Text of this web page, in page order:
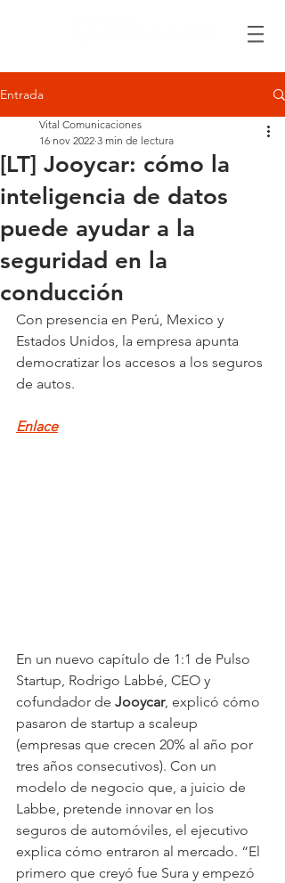
Entrada
[LT] Jooycar: cómo la
inteligencia de datos
puede ayudar a la
seguridad en la
conducción
Vital Comunicaciones
16 nov 2022 3 min de lectura
Con presencia en Perú, Mexico y
Estados Unidos, la empresa apunta
democratizar los accesos a los seguros
de autos.
Enlace
En un nuevo capítulo de 1:1 de Pulso
Startup, Rodrigo Labbé, CEO y
cofundador de Jooycar, explicó cómo
pasaron de startup a scaleup
(empresas que crecen 20% al año por
tres años consecutivos). Con un
modelo de negocio que, a juicio de
Labbe, pretende innovar en los
seguros de automóviles, el ejecutivo
explica cómo entraron al mercado. “El
primero que creyó fue Sura y empezó